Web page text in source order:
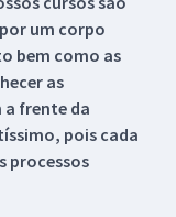
um corpo
bem como as
as
frente da
pois cada
processos